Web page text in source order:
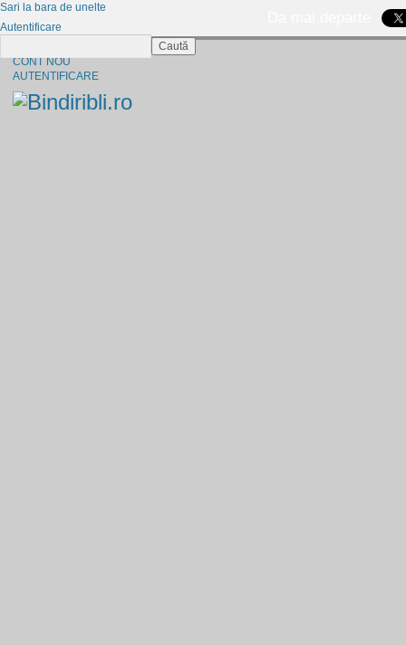
CONT NOU
AUTENTIFICARE
Sari la bara de unelte
Autentificare
Caută